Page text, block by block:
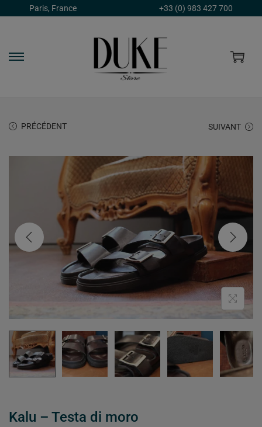
Paris, France +33 (0) 983 427 700
PRÉCÉDENT SUIVANT
Kalu – Testa di moro